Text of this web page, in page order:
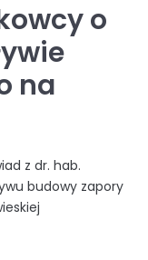
o
na
z dr. hab.
budowy zapory